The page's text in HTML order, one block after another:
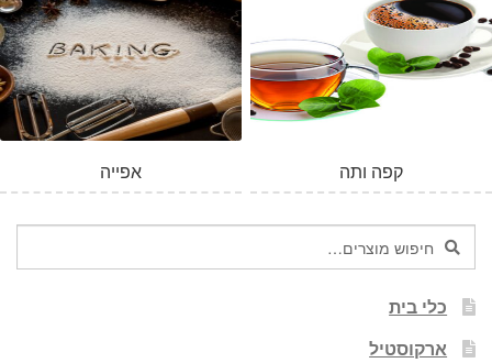
אפייה קפה ותה
חיפוש
עבור:
חיפוש
כלי בית
ארקוסטיל